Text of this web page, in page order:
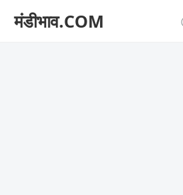
मंडीभाव.COM